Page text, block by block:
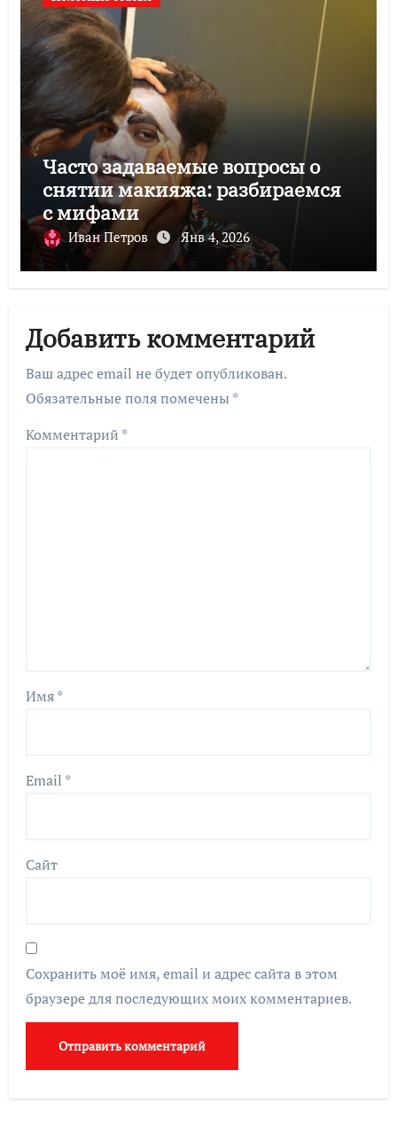
Часто задаваемые вопросы о
снятии макияжа: разбираемся
с мифами
Иван Петров Янв 4, 2026
Добавить комментарий
Ваш адрес email не будет опубликован.
Обязательные поля помечены *
Комментарий *
Имя*
Email *
Сайт
Сохранить моё имя, email и адрес сайта в этом
браузере для последующих моих комментариев.